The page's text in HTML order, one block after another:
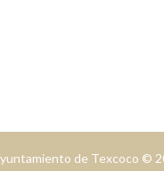
de Texcoco ©